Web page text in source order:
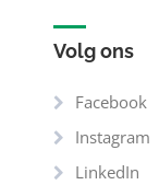
Volg ons
Facebook
Instagram
LinkedIn